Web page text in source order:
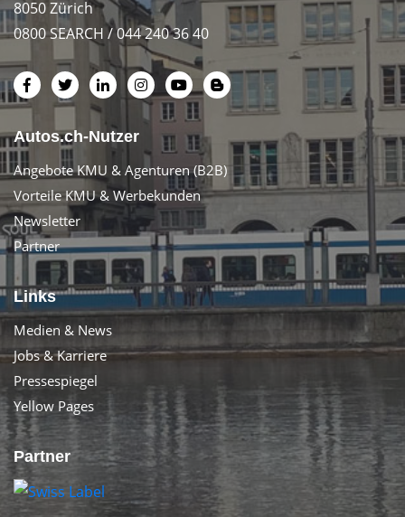
8050 Zürich
0800 SEARCH / 044 240 36 40
Autos.ch-Nutzer
Angebote KMU & Agenturen (B2B)
Vorteile KMU & Werbekunden
Newsletter
Partner
Links
Medien & News
Jobs & Karriere
Pressespiegel
Yellow Pages
Partner